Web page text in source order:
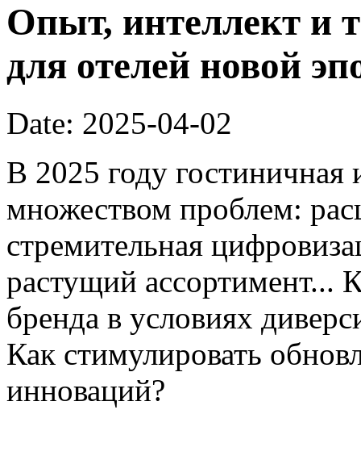
Опыт, интеллект и
для отелей новой
Date: 2025-04-02
В 2025 году гостиничная
множеством проблем:
стремительная
растущий ассортимент...
бренда в условиях
Как стимулировать
инноваций?